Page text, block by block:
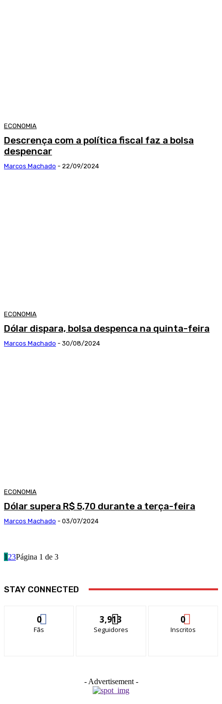
ECONOMIA
Descrença com a política fiscal faz a bolsa
despencar
Marcos Machado - 22/09/2024
ECONOMIA
Dólar dispara, bolsa despenca na quinta-feira
Marcos Machado - 30/08/2024
ECONOMIA
Dólar supera R$ 5,70 durante a terça-feira
Marcos Machado - 03/07/2024
1 23Página 1 de 3
STAY CONNECTED
0
Fãs
3,913
Seguidores
0
Inscritos
- Advertisement -